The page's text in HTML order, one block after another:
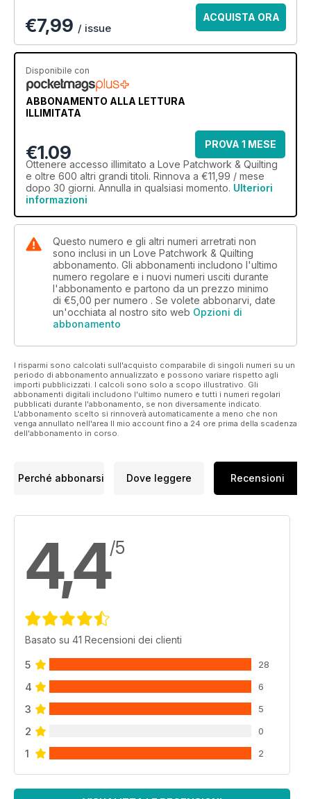
€7,99 / issue
ACQUISTA ORA
Disponibile con
ABBONAMENTO ALLA LETTURA
ILLIMITATA
€1.09
PROVA 1 MESE
Ottenere accesso illimitato a Love Patchwork & Quilting
e oltre 600 altri grandi titoli. Rinnova a €11,99 / mese
dopo 30 giorni. Annulla in qualsiasi momento. Ulteriori
informazioni
Questo numero e gli altri numeri arretrati non
sono inclusi in un Love Patchwork & Quilting
abbonamento. Gli abbonamenti includono l'ultimo
numero regolare e i nuovi numeri usciti durante
l'abbonamento e partono da un prezzo minimo
di €5,00 per numero . Se volete abbonarvi, date
un'occhiata al nostro sito web Opzioni di
abbonamento
I risparmi sono calcolati sull'acquisto comparabile di singoli numeri su un
periodo di abbonamento annualizzato e possono variare rispetto agli
importi pubblicizzati. I calcoli sono solo a scopo illustrativo. Gli
abbonamenti digitali includono l'ultimo numero e tutti i numeri regolari
pubblicati durante l'abbonamento, se non diversamente indicato.
L'abbonamento scelto si rinnoverà automaticamente a meno che non
venga annullato nell'area Il mio account fino a 24 ore prima della scadenza
dell'abbonamento in corso.
Perché abbonarsi Dove leggere Recensioni
4,4/5
Basato su 41 Recensioni dei clienti
5 28
4 6
3 5
2 0
1 2